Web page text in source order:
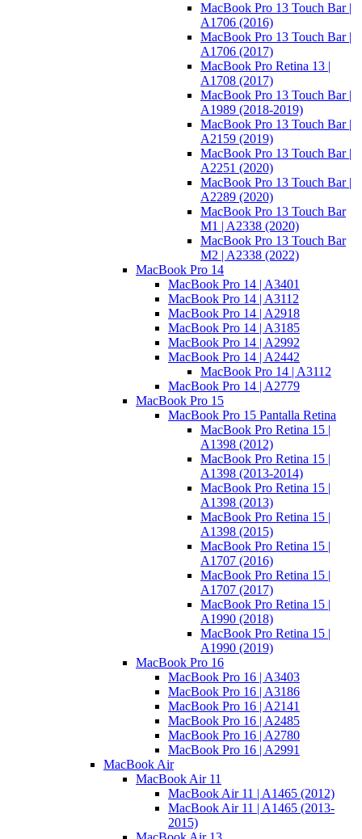
MacBook Pro 13 Touch Bar |
A1706 (2016)
MacBook Pro 13 Touch Bar |
A1706 (2017)
MacBook Pro Retina 13 |
A1708 (2017)
MacBook Pro 13 Touch Bar |
A1989 (2018-2019)
MacBook Pro 13 Touch Bar |
A2159 (2019)
MacBook Pro 13 Touch Bar |
A2251 (2020)
MacBook Pro 13 Touch Bar |
A2289 (2020)
MacBook Pro 13 Touch Bar
M1 | A2338 (2020)
MacBook Pro 13 Touch Bar
M2 | A2338 (2022)
MacBook Pro 14
MacBook Pro 14 | A3401
MacBook Pro 14 | A3112
MacBook Pro 14 | A2918
MacBook Pro 14 | A3185
MacBook Pro 14 | A2992
MacBook Pro 14 | A2442
MacBook Pro 14 | A3112
MacBook Pro 14 | A2779
MacBook Pro 15
MacBook Pro 15 Pantalla Retina
MacBook Pro Retina 15 |
A1398 (2012)
MacBook Pro Retina 15 |
A1398 (2013-2014)
MacBook Pro Retina 15 |
A1398 (2013)
MacBook Pro Retina 15 |
A1398 (2015)
MacBook Pro Retina 15 |
A1707 (2016)
MacBook Pro Retina 15 |
A1707 (2017)
MacBook Pro Retina 15 |
A1990 (2018)
MacBook Pro Retina 15 |
A1990 (2019)
MacBook Pro 16
MacBook Pro 16 | A3403
MacBook Pro 16 | A3186
MacBook Pro 16 | A2141
MacBook Pro 16 | A2485
MacBook Pro 16 | A2780
MacBook Pro 16 | A2991
MacBook Air
MacBook Air 11
MacBook Air 11 | A1465 (2012)
MacBook Air 11 | A1465 (2013-
2015)